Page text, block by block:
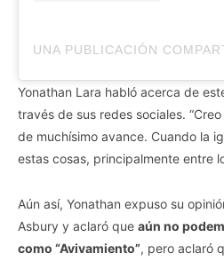
Yonathan Lara habló acerca de
través de sus redes sociales.
de muchísimo avance. Cuando la
estas cosas, principalmente entre
Aún así, Yonathan expuso su
Asbury y aclaró que aún no
como “Avivamiento”, pero aclaró